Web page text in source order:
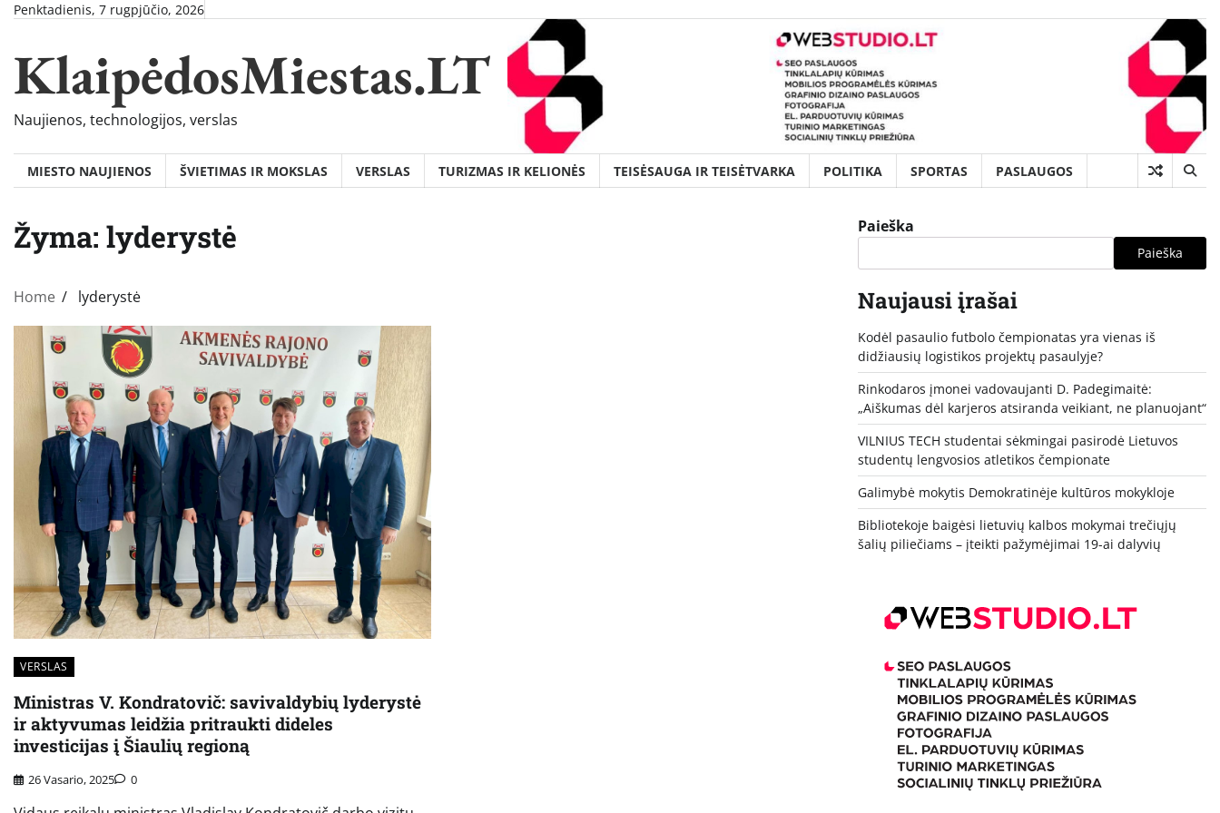
Skip
content
Penktadienis, 7 rugpjūčio, 2026
KlaipėdosMiestas.LT
Naujienos, technologijos, verslas
MIESTO NAUJIENOS ŠVIETIMAS IR MOKSLAS VERSLAS TURIZMAS IR KELIONĖS TEISĖSAUGA IR TEISĖTVARKA POLITIKA SPORTAS PASLAUGOS
Žyma: lyderystė
Home lyderystė
VERSLAS
Ministras V. Kondratovič: savivaldybių lyderystė
ir aktyvumas leidžia pritraukti dideles
investicijas į Šiaulių regioną
26 Vasario, 2025 0
Paieška
Paieška
Naujausi įrašai
Kodėl pasaulio futbolo čempionatas yra vienas iš
didžiausių logistikos projektų pasaulyje?
Rinkodaros įmonei vadovaujanti D. Padegimaitė:
„Aiškumas dėl karjeros atsiranda veikiant, ne planuojant“
VILNIUS TECH studentai sėkmingai pasirodė Lietuvos
studentų lengvosios atletikos čempionate
Galimybė mokytis Demokratinėje kultūros mokykloje
Bibliotekoje baigėsi lietuvių kalbos mokymai trečiųjų
šalių piliečiams – įteikti pažymėjimai 19-ai dalyvių